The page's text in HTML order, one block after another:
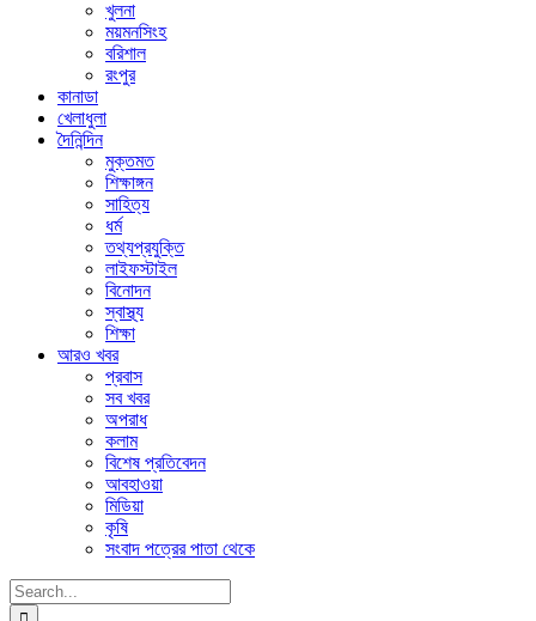
খুলনা
ময়মনসিংহ
বরিশাল
রংপুর
কানাডা
খেলাধুলা
দৈনিন্দিন
মুক্তমত
শিক্ষাঙ্গন
সাহিত্য
ধর্ম
তথ্যপ্রযুক্তি
লাইফস্টাইল
বিনোদন
স্বাস্থ্য
শিক্ষা
আরও খবর
প্রবাস
সব খবর
অপরাধ
কলাম
বিশেষ প্রতিবেদন
আবহাওয়া
মিডিয়া
কৃষি
সংবাদ পত্রের পাতা থেকে
Search
for: